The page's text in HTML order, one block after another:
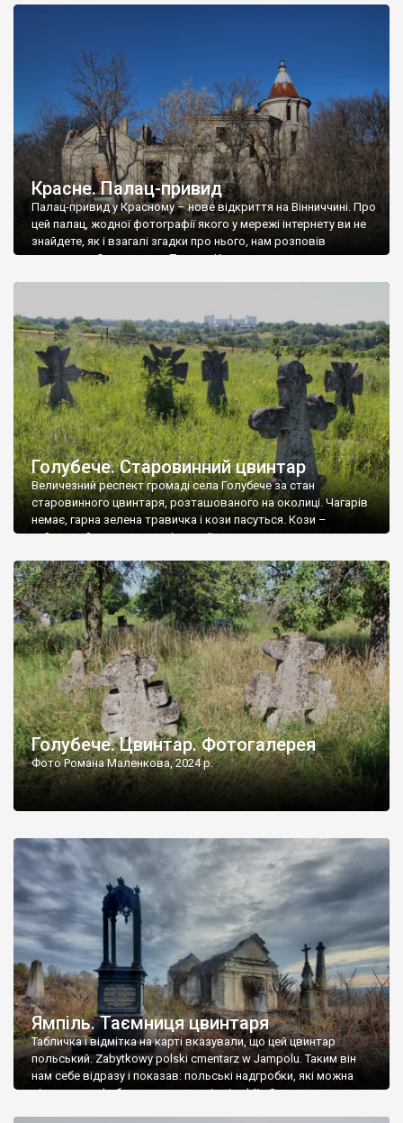
Красне. Палац-привид
Палац-привид у Красному – нове відкриття на Вінниччині. Про
цей палац, жодної фотографії якого у мережі інтернету ви не
знайдете, як і взагалі згадки про нього, нам розповів
мешканець Самгородка. Палац у Красному вразив не лише
Голубече. Старовинний цвинтар
Величезний респект громаді села Голубече за стан
старовинного цвинтаря, розташованого на околиці. Чагарів
немає, гарна зелена травичка і кози пасуться. Кози –
найкращий регулятор шкідливої, для старих кладовищ,
бруньками, кози ті бруньки обгризають, бо то улюблений
делікатес. На цвинтарі у Голубечому ціла колекція
різноманітних форм хрестів. Село відносно невелике, […]
Голубече. Цвинтар. Фотогалерея
Фото Романа Маленкова, 2024 р.
Ямпіль. Таємниця цвинтаря
Табличка і відмітка на карті вказували, що цей цвинтар
польський. Zabytkowy polski cmentarz w Jampolu. Таким він
нам себе відразу і показав: польські надгробки, які можна
віднести до фабричних, польські епітафії… Загалом цвинтар